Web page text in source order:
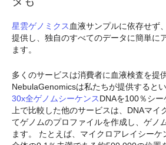
星雲ゲノミクス 血液サンプルに依存せず
提供し、独自のすべてのデータに簡単に
ます。
多くのサービスは消費者に血液検査を提
NebulaGenomicsは私たちが提供すると
30x全ゲノムシーケンスDNAを100％シー
上で比較した他のサービスは、DNAマイ
てゲノムのプロファイルを作成し、ゲノ
ます。 たとえば、マイクロアレイシーケ